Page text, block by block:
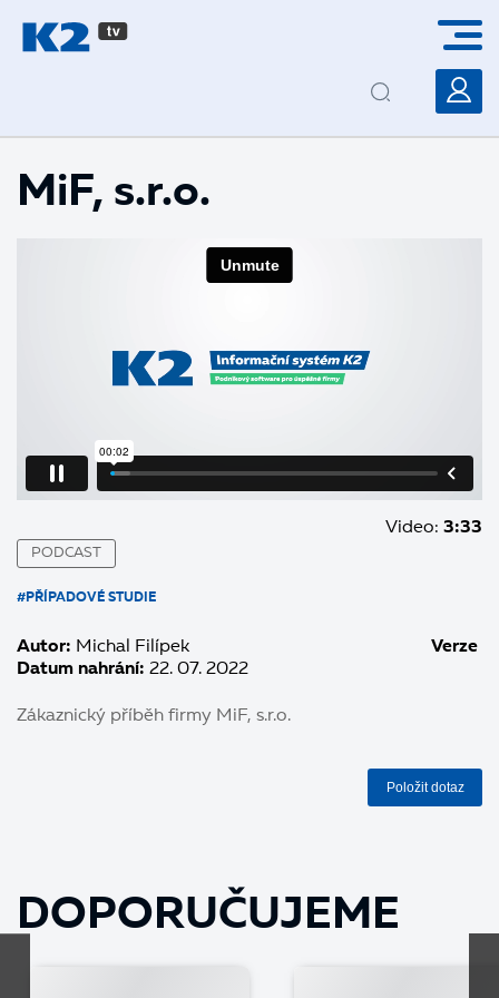
MiF, s.r.o.
Video: 3:33
PODCAST
#PŘÍPADOVÉ STUDIE
Autor: Michal Filípek
Datum nahrání: 22. 07. 2022
Verze
Zákaznický příběh firmy MiF, s.r.o.
Položit dotaz
DOPORUČUJEME